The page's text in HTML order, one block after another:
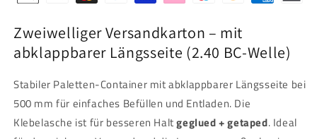
Zweiwelliger Versandkarton – mit
abklappbarer Längsseite (2.40 BC-Welle)
Stabiler Paletten-Container mit abklappbarer Längsseite bei
500 mm für einfaches Befüllen und Entladen. Die
Klebelasche ist für besseren Haltgeglued + getaped. Ideal